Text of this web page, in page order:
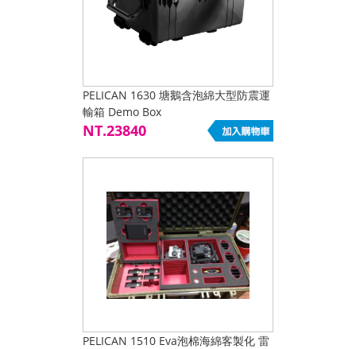
PELICAN 1630 塘鵝含泡綿大型防震運
輸箱 Demo Box
NT.23840
PELICAN 1510 Eva泡棉海綿客製化 雷